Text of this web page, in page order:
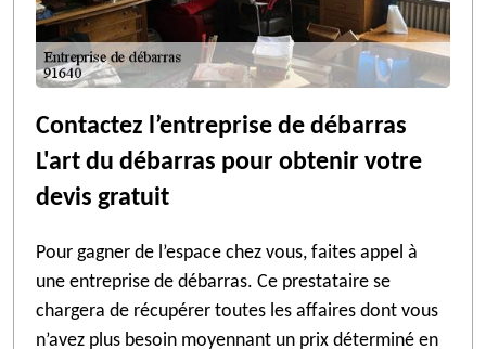
Contactez l’entreprise de débarras
L'art du débarras pour obtenir votre
devis gratuit
Pour gagner de l’espace chez vous, faites appel à
une entreprise de débarras. Ce prestataire se
chargera de récupérer toutes les affaires dont vous
n’avez plus besoin moyennant un prix déterminé en